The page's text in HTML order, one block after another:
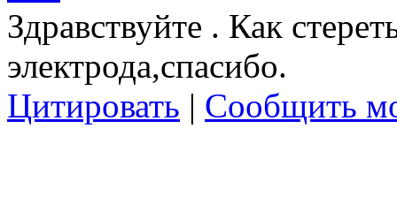
Здравствуйте . Как
электрода,спасибо.
Цитировать | Сообщить